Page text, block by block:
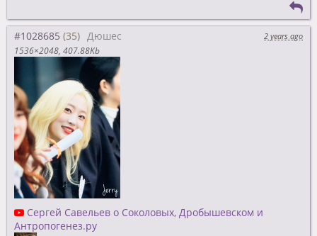
#1028685 Дюшес
2 years ago
1536×2048 407.88Kb
Сергей Савельев о Соколовых, Дробышевском и
Антропогенез.ру